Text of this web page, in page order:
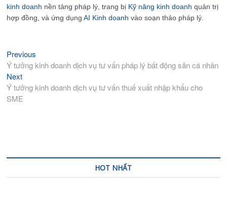
kinh doanh nền tảng pháp lý, trang bị Kỹ năng kinh doanh quản trị
hợp đồng, và ứng dụngAI Kinh doanh vào soạn thảo pháp lý.
Điều
hướng
bài
viết
Previous
post:
Ý tưởng kinh doanh dịch vụ tư vấn pháp lý bất động sản cá nhân
NextNext
post:
Ý tưởng kinh doanh dịch vụ tư vấn thuế xuất nhập khẩu cho
SME
HOT NHẤT